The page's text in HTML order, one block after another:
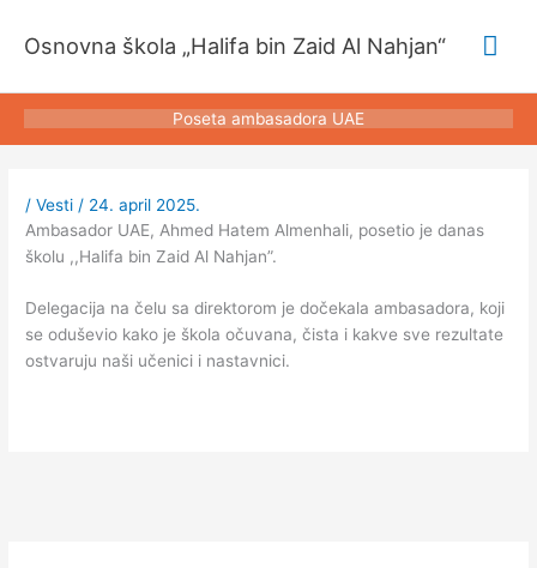
Osnovna škola „Halifa bin Zaid Al Nahjan“
Poseta ambasadora UAE
/Vesti / 24. april 2025.
Ambasador UAE, Ahmed Hatem Almenhali, posetio je danas
školu ,,Halifa bin Zaid Al Nahjan”.
Delegacija na čelu sa direktorom je dočekala ambasadora, koji
se oduševio kako je škola očuvana, čista i kakve sve rezultate
ostvaruju naši učenici i nastavnici.